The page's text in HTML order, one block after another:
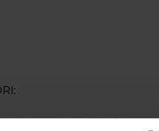
e della Ricerca